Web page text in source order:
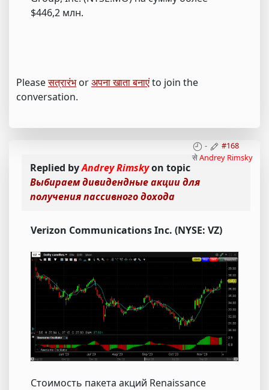
$446,2 млн.
Pleaseसत्रारंभorअपना खाता बनाएंto join the
conversation.
-
#168
सेAndrey Rimsky
Replied byAndrey Rimskyon topic
Выбираем дивидендные акции для
получения пассивного дохода
Verizon Communications Inc. (NYSE: VZ)
Стоимость пакета акций Renaissance